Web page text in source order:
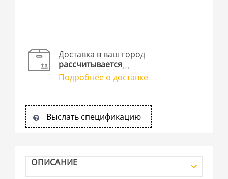
Доставка в ваш город
рассчитывается
Подробнее о доставке
Выслать спецификацию
ОПИСАНИЕ